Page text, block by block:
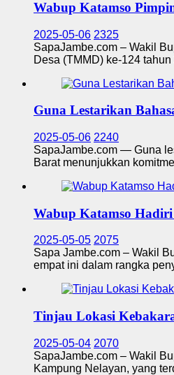
Wabup Katamso
2025-05-06 2325
SapaJambe.com – Wakil
Desa (TMMD) ke-124
Guna Lestarikan
2025-05-06 2240
SapaJambe.com — Guna
Barat menunjukkan
Wabup Katamso
2025-05-05 2075
Sapa Jambe.com – Wakil
empat ini dalam rangka
Tinjau Lokasi
2025-05-04 2070
SapaJambe.com – Wakil
Kampung Nelayan, yang